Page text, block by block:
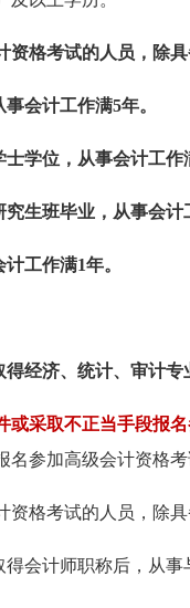
资格考试的人员，除
会计工作满5年。
学位，从事会计工作
生班毕业，从事会计
工作满1年。
经济、统计、审计专
或采取不正当手段报
名参加高级会计资格
资格考试的人员，除
会计师职称后，从事